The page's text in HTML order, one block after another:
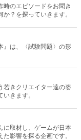
時のエピソードをお聞き
？を探っていきます。
』は、〈試験問題〉の形
若きクリエイター達の姿
きます。
に取材し、ゲームが日本
影響を探る企画です。